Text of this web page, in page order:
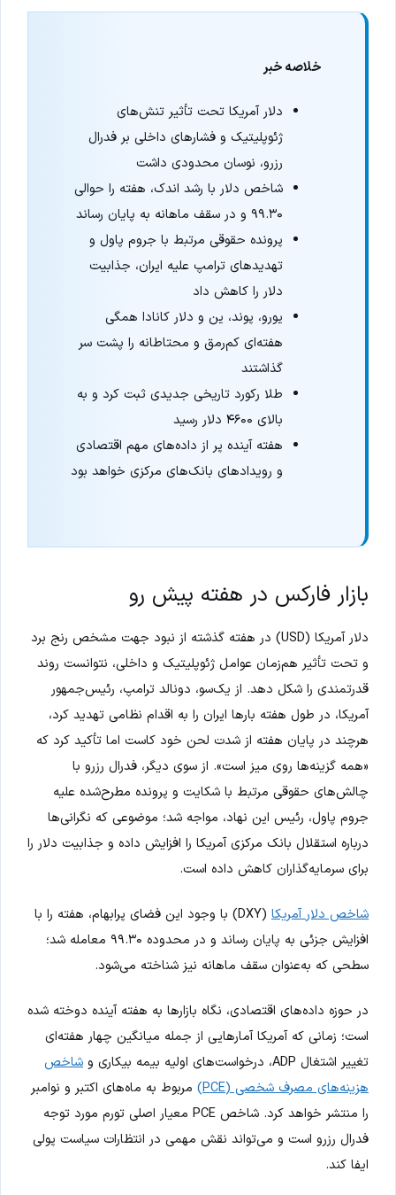
خلاصه خبر
دلار آمریکا تحت تأثیر تنش‌های
ژئوپلیتیک و فشارهای داخلی بر فدرال
رزرو، نوسان محدودی داشت
شاخص دلار با رشد اندک، هفته را حوالی
۹۹.۳۰ و در سقف ماهانه به پایان رساند
پرونده حقوقی مرتبط با جروم پاول و
تهدیدهای ترامپ علیه ایران، جذابیت
دلار را کاهش داد
یورو، پوند، ین و دلار کانادا همگی
هفته‌ای کم‌رمق و محتاطانه را پشت سر
گذاشتند
طلا رکورد تاریخی جدیدی ثبت کرد و به
بالای ۴۶۰۰ دلار رسید
هفته آینده پر از داده‌های مهم اقتصادی
و رویدادهای بانک‌های مرکزی خواهد بود
بازار فارکس در هفته پیش رو
دلار آمریکا (USD) در هفته گذشته از نبود جهت مشخص رنج برد
و تحت تأثیر هم‌زمان عوامل ژئوپلیتیک و داخلی، نتوانست روند
قدرتمندی را شکل دهد. از یک‌سو، دونالد ترامپ، رئیس‌جمهور
آمریکا، در طول هفته بارها ایران را به اقدام نظامی تهدید کرد،
هرچند در پایان هفته از شدت لحن خود کاست اما تأکید کرد که
«همه گزینه‌ها روی میز است». از سوی دیگر، فدرال رزرو با
چالش‌های حقوقی مرتبط با شکایت و پرونده مطرح‌شده علیه
جروم پاول، رئیس این نهاد، مواجه شد؛ موضوعی که نگرانی‌ها
درباره استقلال بانک مرکزی آمریکا را افزایش داده و جذابیت دلار را
برای سرمایه‌گذاران کاهش داده است.
شاخص دلار آمریکا
(DXY) با وجود این فضای پرابهام، هفته را با
افزایش جزئی به پایان رساند و در محدوده ۹۹.۳۰ معامله شد؛
سطحی که به‌عنوان سقف ماهانه نیز شناخته می‌شود.
در حوزه داده‌های اقتصادی، نگاه بازارها به هفته آینده دوخته شده
است؛ زمانی که آمریکا آمارهایی از جمله میانگین چهار هفته‌ای
تغییر اشتغال ADP، درخواست‌های اولیه بیمه بیکاری و
شاخص
هزینه‌های مصرف شخصی (PCE)
مربوط به ماه‌های اکتبر و نوامبر
را منتشر خواهد کرد. شاخص PCE معیار اصلی تورم مورد توجه
فدرال رزرو است و می‌تواند نقش مهمی در انتظارات سیاست پولی
ایفا کند.